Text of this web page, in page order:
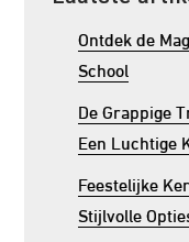
Ontdek de
School
De Grappige
Een Luchtige
Feestelijke
Stijlvolle